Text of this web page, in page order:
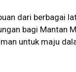
dari berbagai
bagi Mantan
untuk maju